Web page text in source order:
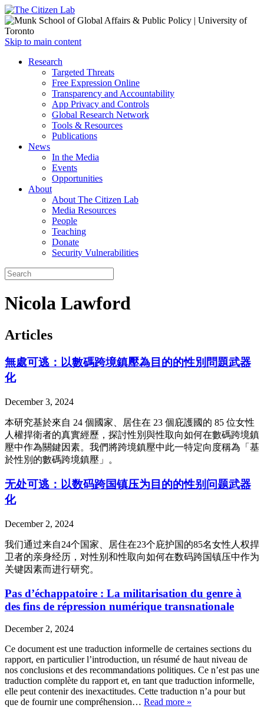
Open
menu
Skip to main content
Close
Research
Targeted Threats
Free Expression Online
Transparency and Accountability
App Privacy and Controls
Global Research Network
Tools & Resources
Publications
News
In the Media
Events
Opportunities
About
About The Citizen Lab
Media Resources
People
Teaching
Donate
Security Vulnerabilities
Nicola Lawford
Articles
無處可逃：以數碼跨境鎮壓為目的的性別問題武器
化
December 3, 2024
本研究基於來自 24 個國家、居住在 23 個庇護國的 85 位女性
人權捍衛者的真實經歷，探討性別與性取向如何在數碼跨境鎮
壓中作為關鍵因素。我們將跨境鎮壓中此一特定向度稱為「基
於性別的數碼跨境鎮壓」。
无处可逃：以数码跨国镇压为目的的性别问题武器
化
December 2, 2024
我们通过来自24个国家、居住在23个庇护国的85名女性人权捍
卫者的亲身经历，对性别和性取向如何在数码跨国镇压中作为
关键因素而进行研究。
Pas d’échappatoire : La militarisation du genre à
des fins de répression numérique transnationale
December 2, 2024
Ce document est une traduction informelle de certaines sections du
rapport, en particulier l’introduction, un résumé de haut niveau de
nos conclusions et des recommandations politiques. Ce n’est pas une
traduction complète du rapport et, en tant que traduction informelle,
elle peut contenir des inexactitudes. Cette traduction n’a pour but
que de fournir une compréhension… Read more »